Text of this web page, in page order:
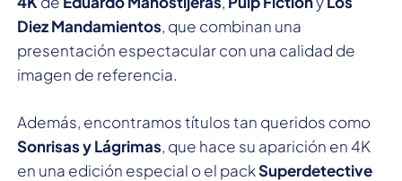
Diez Mandamientos, que combinan una
presentación espectacular con una calidad de
imagen de referencia.
Además, encontramos títulos tan queridos como
Sonrisas y Lágrimas, que hace su aparición en 4K
en una edición especial o el packSuperdetective